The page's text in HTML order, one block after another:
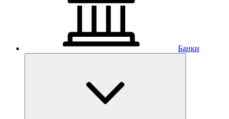
Банки